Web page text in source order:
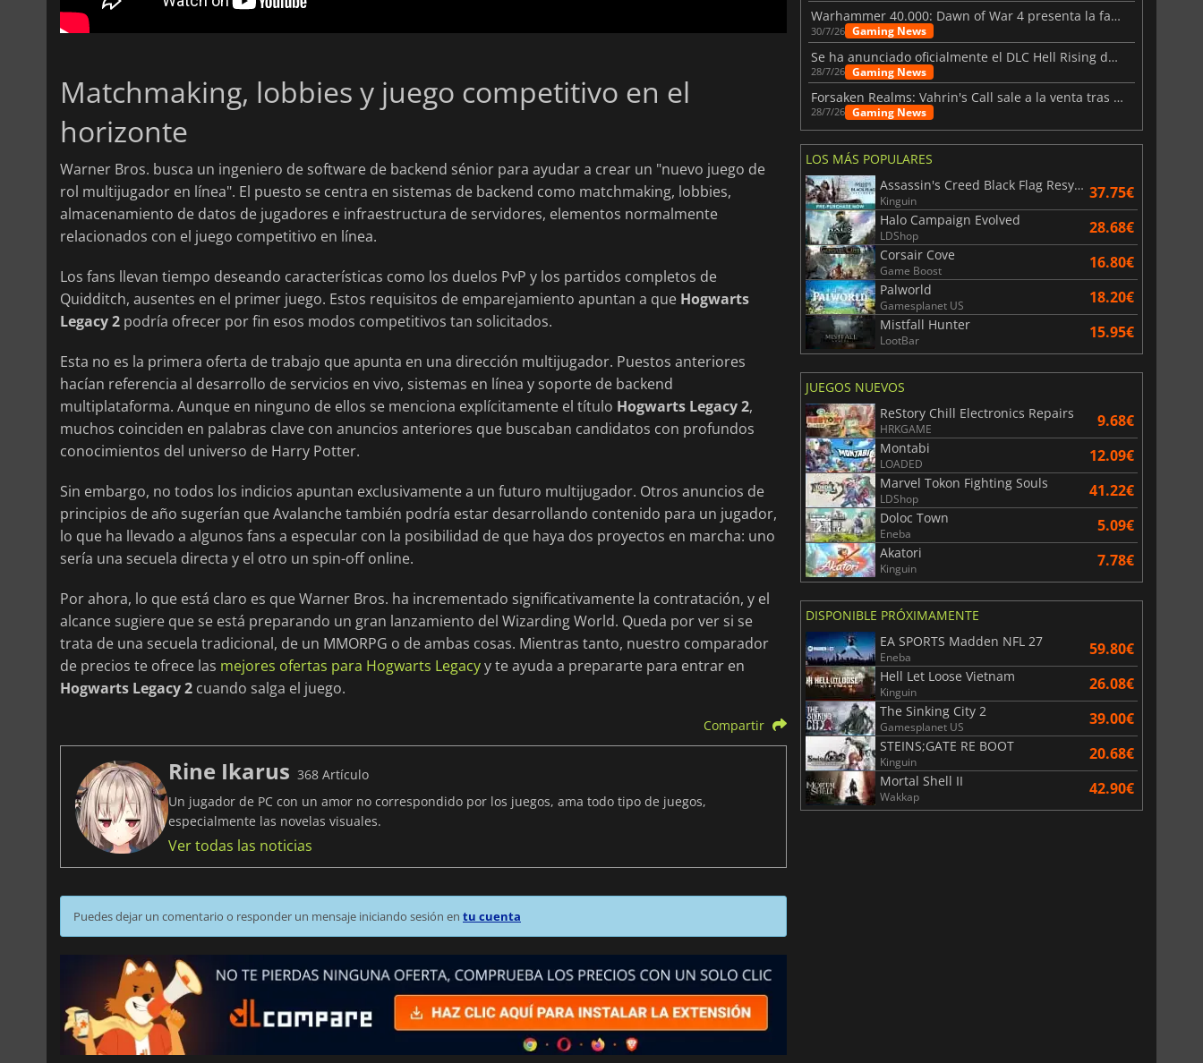
Matchmaking, lobbies y juego competitivo en el
horizonte
Warner Bros. busca un ingeniero de software de backend sénior para ayudar a crear un "nuevo juego de
rol multijugador en línea". El puesto se centra en sistemas de backend como matchmaking, lobbies,
almacenamiento de datos de jugadores e infraestructura de servidores, elementos normalmente
relacionados con el juego competitivo en línea.
Los fans llevan tiempo deseando características como los duelos PvP y los partidos completos de
Quidditch, ausentes en el primer juego. Estos requisitos de emparejamiento apuntan a que Hogwarts
Legacy 2 podría ofrecer por fin esos modos competitivos tan solicitados.
Esta no es la primera oferta de trabajo que apunta en una dirección multijugador. Puestos anteriores
hacían referencia al desarrollo de servicios en vivo, sistemas en línea y soporte de backend
multiplataforma. Aunque en ninguno de ellos se menciona explícitamente el título Hogwarts Legacy 2,
muchos coinciden en palabras clave con anuncios anteriores que buscaban candidatos con profundos
conocimientos del universo de Harry Potter.
Sin embargo, no todos los indicios apuntan exclusivamente a un futuro multijugador. Otros anuncios de
principios de año sugerían que Avalanche también podría estar desarrollando contenido para un jugador,
lo que ha llevado a algunos fans a especular con la posibilidad de que haya dos proyectos en marcha: uno
sería una secuela directa y el otro un spin-off online.
Por ahora, lo que está claro es que Warner Bros. ha incrementado significativamente la contratación, y el
alcance sugiere que se está preparando un gran lanzamiento del Wizarding World. Queda por ver si se
trata de una secuela tradicional, de un MMORPG o de ambas cosas. Mientras tanto, nuestro comparador
de precios te ofrece las mejores ofertas para Hogwarts Legacyy te ayuda a prepararte para entrar en
Hogwarts Legacy 2 cuando salga el juego.
Compartir
Rine Ikarus 368 Artículo
Un jugador de PC con un amor no correspondido por los juegos, ama todo tipo de juegos,
especialmente las novelas visuales.
Ver todas las noticias
Puedes dejar un comentario o responder un mensaje iniciando sesión en tu cuenta
Warhammer 40.000: Dawn of War 4 presenta la facción de los Necrones
30/7/26 Gaming News
Se ha anunciado oficialmente el DLC Hell Rising de Nioh 3
28/7/26 Gaming News
Forsaken Realms: Vahrin's Call sale a la venta tras una década
28/7/26 Gaming News
LOS MÁS POPULARES
Assassin's Creed Black Flag Resynced
Kinguin 37.75€
Halo Campaign Evolved
LDShop 28.68€
Corsair Cove
Game Boost 16.80€
Palworld
Gamesplanet US 18.20€
Mistfall Hunter
LootBar 15.95€
JUEGOS NUEVOS
ReStory Chill Electronics Repairs
HRKGAME 9.68€
Montabi
LOADED 12.09€
Marvel Tokon Fighting Souls
LDShop 41.22€
Doloc Town
Eneba 5.09€
Akatori
Kinguin 7.78€
DISPONIBLE PRÓXIMAMENTE
EA SPORTS Madden NFL 27
Eneba 59.80€
Hell Let Loose Vietnam
Kinguin 26.08€
The Sinking City 2
Gamesplanet US 39.00€
STEINS;GATE RE BOOT
Kinguin 20.68€
Mortal Shell II
Wakkap 42.90€